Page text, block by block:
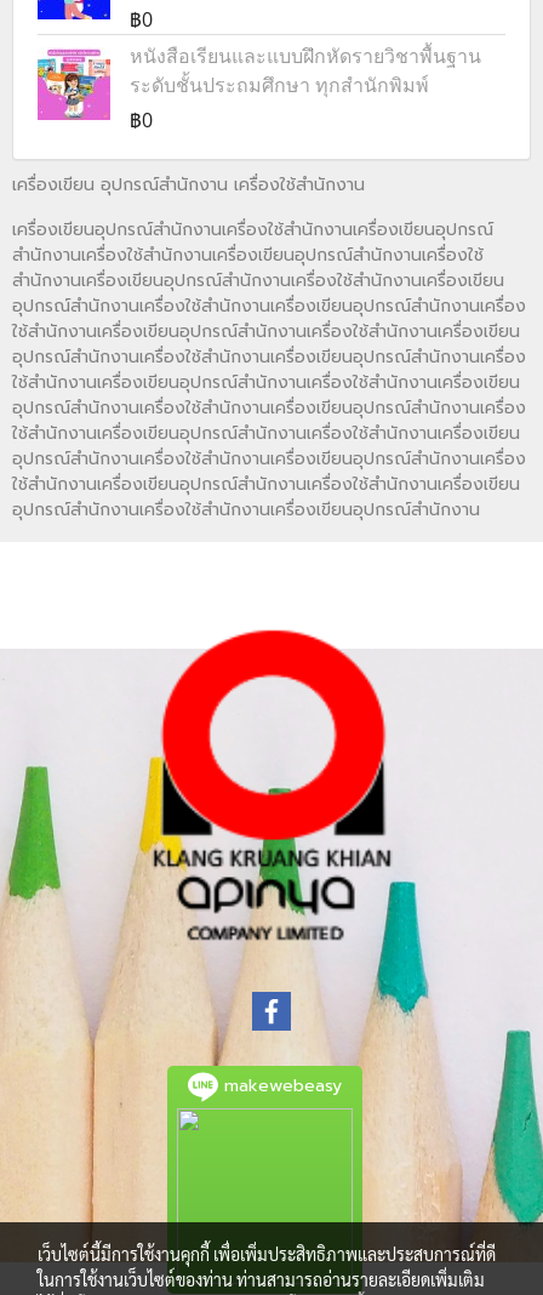
฿0
หนังสือเรียนและแบบฝึกหัดรายวิชาพื้นฐาน
ระดับชั้นประถมศึกษา ทุกสำนักพิมพ์
฿0
เครื่องเขียน อุปกรณ์สำนักงาน เครื่องใช้สำนักงาน
เครื่องเขียนอุปกรณ์สำนักงานเครื่องใช้สำนักงานเครื่องเขียนอุปกรณ์
สำนักงานเครื่องใช้สำนักงานเครื่องเขียนอุปกรณ์สำนักงานเครื่องใช้
สำนักงานเครื่องเขียนอุปกรณ์สำนักงานเครื่องใช้สำนักงานเครื่องเขียน
อุปกรณ์สำนักงานเครื่องใช้สำนักงานเครื่องเขียนอุปกรณ์สำนักงานเครื่อง
ใช้สำนักงานเครื่องเขียนอุปกรณ์สำนักงานเครื่องใช้สำนักงานเครื่องเขียน
อุปกรณ์สำนักงานเครื่องใช้สำนักงานเครื่องเขียนอุปกรณ์สำนักงานเครื่อง
ใช้สำนักงานเครื่องเขียนอุปกรณ์สำนักงานเครื่องใช้สำนักงานเครื่องเขียน
อุปกรณ์สำนักงานเครื่องใช้สำนักงานเครื่องเขียนอุปกรณ์สำนักงานเครื่อง
ใช้สำนักงานเครื่องเขียนอุปกรณ์สำนักงานเครื่องใช้สำนักงานเครื่องเขียน
อุปกรณ์สำนักงานเครื่องใช้สำนักงานเครื่องเขียนอุปกรณ์สำนักงานเครื่อง
ใช้สำนักงานเครื่องเขียนอุปกรณ์สำนักงานเครื่องใช้สำนักงานเครื่องเขียน
อุปกรณ์สำนักงานเครื่องใช้สำนักงานเครื่องเขียนอุปกรณ์สำนักงาน
makewebeasy
เว็บไซต์นี้มีการใช้งานคุกกี้ เพื่อเพิ่มประสิทธิภาพและประสบการณ์ที่ดี
ในการใช้งานเว็บไซต์ของท่าน ท่านสามารถอ่านรายละเอียดเพิ่มเติม